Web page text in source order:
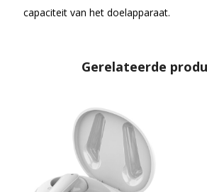
capaciteit van het doelapparaat.
Gerelateerde